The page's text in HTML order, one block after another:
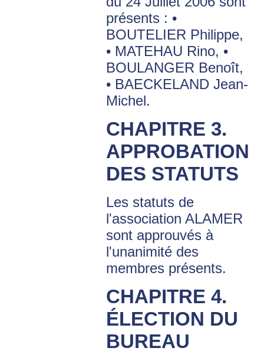
présents : •
BOUTELIER Philippe,
• MATEHAU Rino, •
BOULANGER Benoît,
• BAECKELAND Jean-
Michel.
CHAPITRE 3.
APPROBATION
DES STATUTS
Les statuts de
l'association ALAMER
sont approuvés à
l'unanimité des
membres présents.
CHAPITRE 4.
ÉLECTION DU
BUREAU